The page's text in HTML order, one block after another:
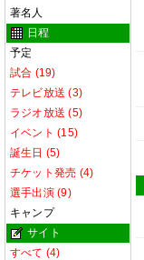
著名人
日程
予定
試合 (19)
テレビ放送 (3)
ラジオ放送 (5)
イベント (15)
誕生日 (5)
チケット発売 (4)
選手出演 (9)
キャンプ
サイト
すべて (4)